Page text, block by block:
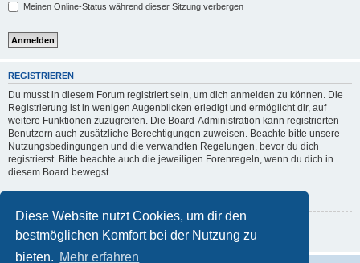
Diese Website nutzt Cookies, um dir den
bestmöglichen Komfort bei der Nutzung zu
bieten. Mehr erfahren
Meinen Online-Status während dieser Sitzung verbergen
REGISTRIEREN
Du musst in diesem Forum registriert sein, um dich anmelden zu können. Die
Registrierung ist in wenigen Augenblicken erledigt und ermöglicht dir, auf
weitere Funktionen zuzugreifen. Die Board-Administration kann registrierten
Benutzern auch zusätzliche Berechtigungen zuweisen. Beachte bitte unsere
Nutzungsbedingungen und die verwandten Regelungen, bevor du dich
registrierst. Bitte beachte auch die jeweiligen Forenregeln, wenn du dich in
diesem Board bewegst.
Nutzungsbedingungen|Datenschutzerklärung
Registrieren